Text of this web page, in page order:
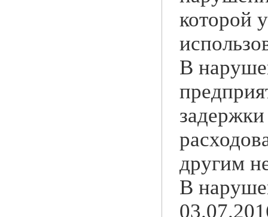
которой
В
другим
В